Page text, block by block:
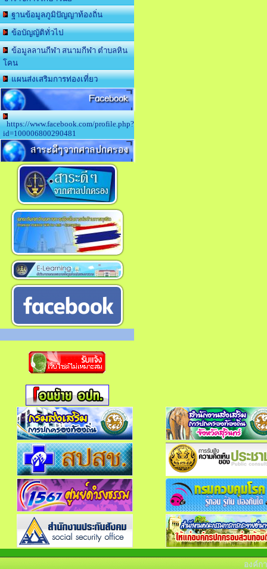
ฐานข้อมูลภูมิปัญญาท้องถิ่น
ข้อบัญญัติทั่วไป
ข้อมูลลานกีฬา สนามกีฬา ตำบลหิน
โคน
แผนส่งเสริมการท่องเที่ยว
Facebook
https://www.facebook.com/profile.php?
id=100006800290481
สาระดีๆจากศาลปกครอง
องค์ก